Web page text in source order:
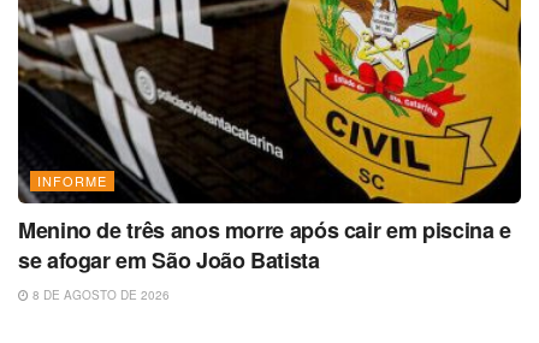
INFORME
Menino de três anos morre após cair em piscina e
se afogar em São João Batista
8 DE AGOSTO DE 2026